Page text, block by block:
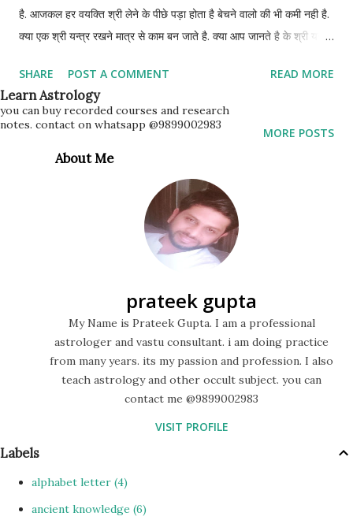
है. आजकल हर वयक्ति श्री लेने के पीछे पड़ा होता है बेचने वालो की भी कमी नही है.
क्या एक श्री यन्त्र रखने मात्र से काम बन जाते है. क्या आप जानते है के श्री यन्त्र
कार्य के लिए यंत्रो का निर्माण किया जाता है. जिसमे financial problems को
दूर करने के लिए श्री यंत्र का निर्माण किया जाता है. इसके अलावा भी बहुत सारे
यन्त्र होते है जैसे कुबेर यन्त्र, व्यापर यन्त्र। लेकिन श्री यन्त्र को सबसे महत्वपूर्ण
भाग के ऊपर चार त्रिकोण के संयोजन से जिसमें 43 त्रिकोण द्वारा होती है. इन
त्रिकोणों को दो कमल घेरे हुए होते हैं, पहला कमल अष्टदल का होता है और दूसरा
SHARE POST A COMMENT READ MORE
MORE POSTS
Learn Astrology
you can buy recorded courses and research
notes. contact on whatsapp @9899002983
About Me
prateek gupta
My Name is Prateek Gupta. I am a professional
astrologer and vastu consultant. i am doing practice
from many years. its my passion and profession. I also
teach astrology and other occult subject. you can
contact me @9899002983
VISIT PROFILE
Labels
alphabet letter 4
ancient knowledge 6